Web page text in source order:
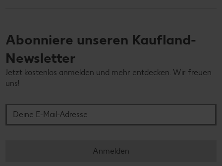
Abonniere unseren Kaufland-
Newsletter
Jetzt kostenlos anmelden und mehr entdecken. Wir freuen
uns!
Anmelden